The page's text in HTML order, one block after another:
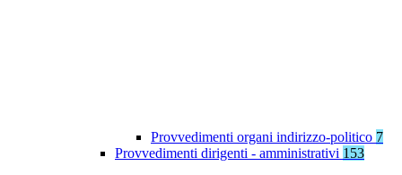
Provvedimenti organi indirizzo-politico 7
Provvedimenti dirigenti - amministrativi 153